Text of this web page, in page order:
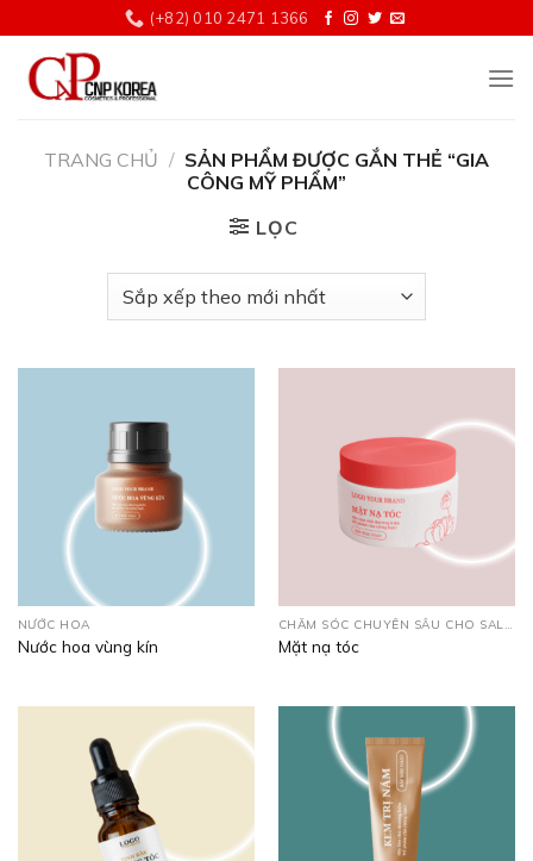
đến
dung
(+82) 010 2471 1366
TRANG CHỦ / SẢN PHẨM ĐƯỢC GẮN THẺ “GIA
CÔNG MỸ PHẨM”
LỌC
NƯỚC HOA
Nước hoa vùng kín
CHĂM SÓC CHUYÊN SÂU CHO SALON
Mặt nạ tóc